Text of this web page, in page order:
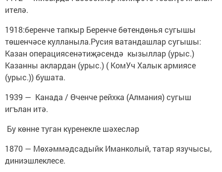
ителә.
1918:беренче тапкыр Беренче бөтендөнья сугышы
төшенчәсе кулланыла.Русия ватандашлар сугышы:
Казан операциясенәтиҗәсендә кызыллар (урыс.)
Казанны аклардан (урыс.) ( КомУч Халык армиясе
(урыс.)) бушата.
1939 — Канада / Өченче рейхка (Алмания) сугыш
игълан итә.
Бу көнне туган күренекле шәхесләр
1870 — Мөхәммәдсадыйк Иманколый, татар язучысы,
диниэшлеклесе.